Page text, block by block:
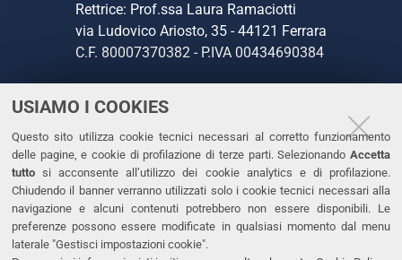
USIAMO I COOKIES
Questo sito utilizza cookie tecnici necessari al corretto funzionamento
delle pagine, e cookie di profilazione di terze parti. Selezionando Accetta
tutto si acconsente all’utilizzo dei cookie analytics e di profilazione.
Chiudendo il banner verranno utilizzati solo i cookie tecnici necessari alla
navigazione e alcuni contenuti potrebbero non essere disponibili. Le
preferenze possono essere modificate in qualsiasi momento dal menu
laterale "Gestisci impostazioni cookie".
Rettrice: Prof.ssa Laura Ramaciotti
via Ludovico Ariosto, 35 - 44121 Ferrara
C.F. 80007370382 - P.IVA 00434690384
CONTATTI
Tel. +39 0532 293111
Fax. +39 0532 293031
PEC
LINKS